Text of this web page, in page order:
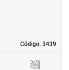
Código. 3439
Código. 3439